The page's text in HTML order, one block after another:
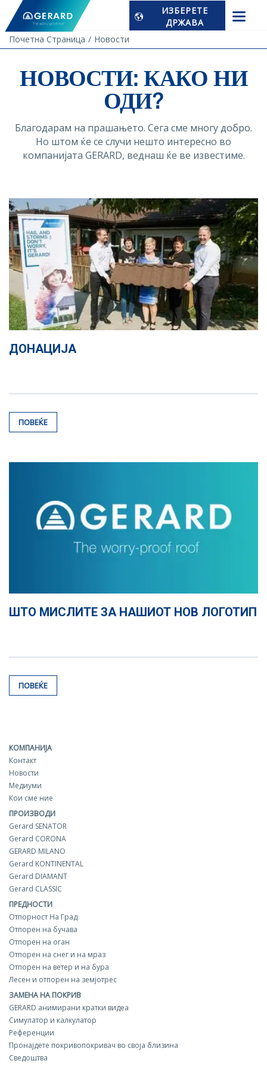
ИЗБЕРЕТЕ
ДРЖАВА
Почетна Страница
Новости
НОВОСТИ: КАКО НИ
ОДИ?
Благодарам на прашањето. Сега сме многу добро.
Но штом ќе се случи нешто интересно во
компанијата GERARD, веднаш ќе ве известиме.
ДОНАЦИЈА
ПОВЕЌЕ
ШТО МИСЛИТЕ ЗА НАШИОТ НОВ ЛОГОТИП
ПОВЕЌЕ
КОМПАНИЈА
Контакт
Новости
Медиуми
Кои сме ние
ПРОИЗВОДИ
Gerard SENATOR
Gerard CORONA
GERARD MILANO
Gerard KONTINENTAL
Gerard DIAMANT
Gerard CLASSIC
ПРЕДНОСТИ
Отпорност На Град
Отпорен на бучава
Отпорен на оган
Отпорен на снег и на мраз
Отпорен на ветер и на бура
Лесен и отпорен на земјотрес
ЗАМЕНА НА ПОКРИВ
GERARD aнимирани кратки видеа
Симулатор и калкулатор
Референции
Пронајдете покривопокривач во своја близина
Сведоштва